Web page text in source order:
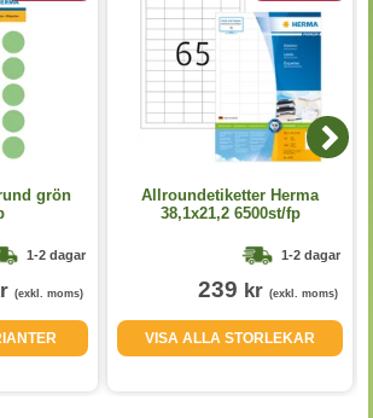
grön
1-2 dagar
(exkl. moms)
Allroundetiketter Herma
38,1x21,2 6500st/fp
1-2 dagar
239 kr (exkl. moms)
VISA ALLA STORLEKAR